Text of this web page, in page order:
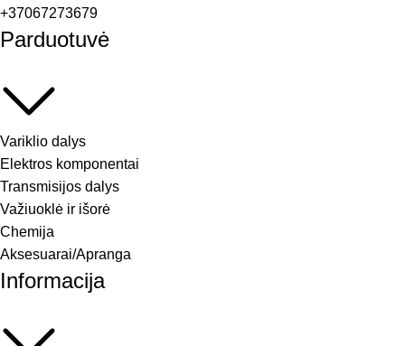
+37067273679
Parduotuvė
Variklio dalys
Elektros komponentai
Transmisijos dalys
Važiuoklė ir išorė
Chemija
Aksesuarai/Apranga
Informacija